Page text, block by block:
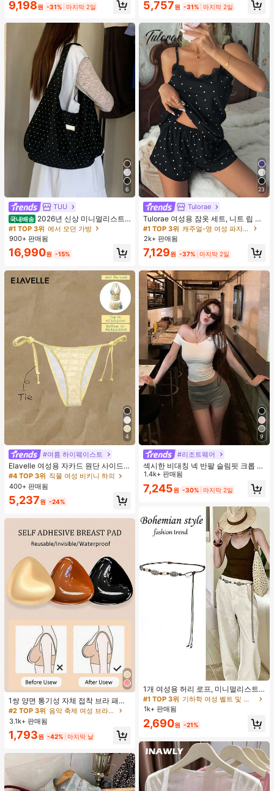
9,198원 -31% 마지막 2일
6
TUU
국내배송 2026년 신상 미니멀리스트
도트 캔버스 토트백, 대용량 캐주얼 다
용도 통근 숄더 핸드백
#1 TOP 3위 에서 모던 가방
900+ 판매됨
16,990원 -15%
4
#여름 하이웨이스트
Elavelle 여성용 자카드 원단 사이드
타이 비키니 하의, 봄/여름
#4 TOP 3위 직물 여성 비키니 하의
400+ 판매됨
5,237원 -24%
1쌍 양면 통기성 자체 접착 브라 패드,
두꺼워진 삼각형 푸쉬업 디자인, 재사
용 가능, 보이지 않는 비키니 브라 삽
입물, 수영에 적합
#2 TOP 3위
음악 축제 여성 브라 액세서리
거의 매진!
#2 TOP 3위
음악 축제 여성 브라 액세서리
거의 매진!
#2 TOP 3위
음악 축제 여성 브라 액세서리
거의 매진!
#2 TOP 3위
3.1k+ 판매됨
1,793원 -42% 마지막 날
휴가에 완벽, 90년대
5,757원 -31% 마지막 2일
23
Tulorae
Tulorae 여성용 잠옷 세트, 니트 립 원
단, 하트 프린트 대비 레이스 트림, 로
맨틱 달콤 귀여운 섹시 캐미솔 & 반바
지 베이비돌 잠옷 세트 투피스 나이트
세트 섹시 잠옷 세트 여성용 잠옷 롬퍼
투피스 잠옷 세트 여성용 잠옷 세트 도
트 잠옷 세트 잠옷 반바지 세트 투피스
잠옷 세트 여성용 여름 세트 도트 반바
지 세트 여성용 잠옷 세트 반바지 잠옷
세트 여성용 투피스 여름 라운지 세트
#1 TOP 3위
캐주얼-영 여성 파자마 세트
2k+ 판매됨
7,129원 -37% 마지막 2일
9
#리조트웨어
섹시한 비대칭 넥 반팔 슬림핏 크롭 탑
화이트 여름
1.4k+ 판매됨
7,245원 -30% 마지막 2일
1개 여성용 허리 로프, 미니멀리스트
보헤미안 패션 매듭 허리 벨트, 드레
스, 캐주얼 팬츠와 함께 일상 착용에
적합한 장식용 허리 액세서리
거의 매진!
#1 TOP 3위
기하학 여성 벨트 및 벨트 액세서리
거의 매진!
#1 TOP 3위
기하학 여성 벨트 및 벨트 액세서리
거의 매진!
#1 TOP 3위
1k+ 판매됨
2,690원 -21%